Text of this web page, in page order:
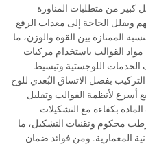
كبير من متطلبات المناورة
ويقلل الحاجة إلى معدات الرفع
الممتازة بين القوة والوزن، ما
القوالب باستخدام مركبات
الخدمات اللوجستية وتبسيط
بفضل الاتساق البُعدي للوح
أسرع لأنظمة القوالب وتقليل
بكفاءة مع التشكيلات
رطب محكوم وتقنيات التشكيل، ما
المعمارية. ومن فوائد ضمان